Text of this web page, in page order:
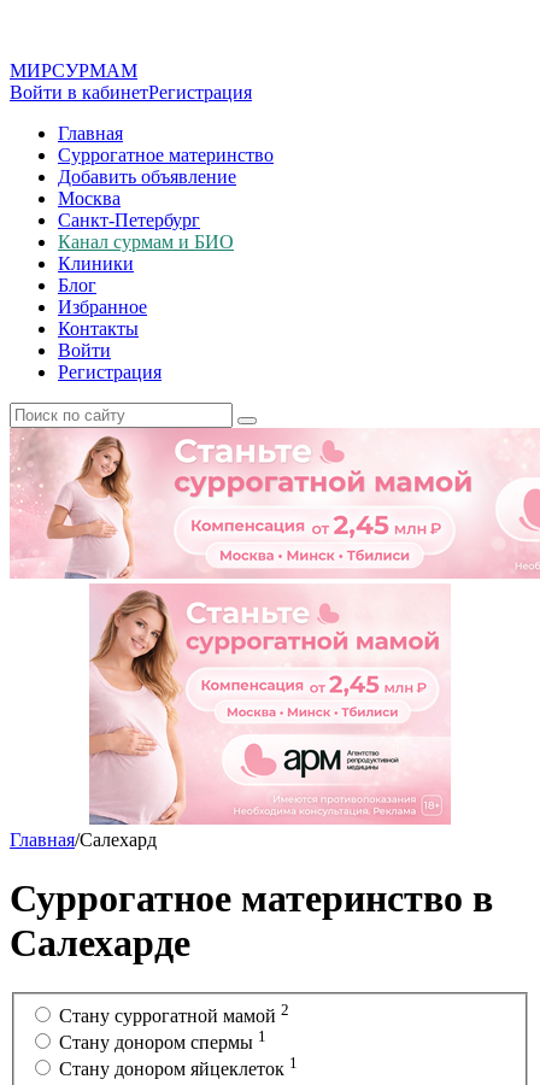
МИРСУРМАМ
Войти в кабинетРегистрация
Главная
Суррогатное материнство
Добавить объявление
Москва
Санкт-Петербург
Канал сурмам и БИО
Клиники
Блог
Избранное
Контакты
Войти
Регистрация
Главная/Салехард
Суррогатное материнство в
Салехарде
Cтану суррогатной мамой 2
Стану донором спермы 1
Стану донором яйцеклеток 1